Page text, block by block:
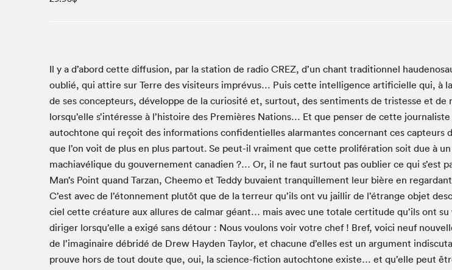
Espace Lis-moi MTL (12-18 ans)
La Maison des libraires
Le grand jeu de lecture à voix haute du Salon
Liseur Public
Espace Montréal-Nord
Vitrine du Festival littéraire
Tapis rouge des écrivain·e·s
La lecture en cadeau
Zone Manga
L'Aparté
La Grande tournée de Bologne (Coin de survie des
illustrateur·rice·s)
SLM PRO
Espace jeunesse Desjardins
Archives
Il y a d’abord cette dif­fu­sion, par la sta­tion de radio CREZ, d’un chant tra­di­tion­nel
oublié, qui attire sur Terre des vis­i­teurs imprévus… Puis cette intel­li­gence arti­fi­cielle qui, à
de ses con­cep­teurs, développe de la curiosité et, surtout, des sen­ti­ments de tristesse et de
lorsqu’elle s’intéresse à l’histoire des Pre­mières Nations… Et que penser de cette jour­nal­iste
autochtone qui reçoit des infor­ma­tions con­fi­den­tielles alar­mantes con­cer­nant ces cap­teurs
que l’on voit de plus en plus partout. Se peut-il vrai­ment que cette pro­liféra­tion soit due à
machi­avélique du gou­verne­ment cana­di­en ?… Or, il ne faut surtout pas oubli­er ce qui s’est
Man’s Point quand Tarzan, Cheemo et Ted­dy buvaient tran­quille­ment leur bière en
C’est avec de l’étonnement plutôt que de la ter­reur qu’ils ont vu jail­lir de l’étrange objet
ciel cette créa­ture aux allures de cal­mar géant… mais avec une totale cer­ti­tude qu’ils ont su
diriger lorsqu’elle a exigé sans détour : Nous voulons voir votre chef ! Bref, voici neuf
de l’imaginaire débridé de Drew Hay­den Tay­lor, et cha­cune d’elles est un argu­ment
prou­ve hors de tout doute que, oui, la sci­ence-fic­tion autochtone existe… et qu’elle peut